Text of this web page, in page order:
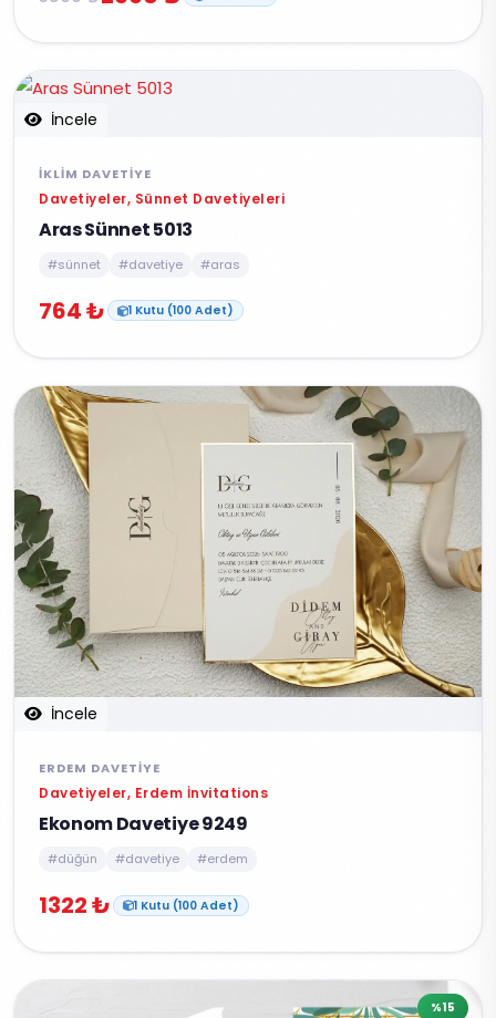
İncele
İKLIM DAVETIYE
Davetiyeler, Sünnet Davetiyeleri
Aras Sünnet 5013
#sünnet #davetiye #aras
764 ₺ 1 Kutu (100 Adet)
İncele
ERDEM DAVETIYE
Davetiyeler, Erdem İnvitations
Ekonom Davetiye 9249
#düğün #davetiye #erdem
1322 ₺ 1 Kutu (100 Adet)
%15